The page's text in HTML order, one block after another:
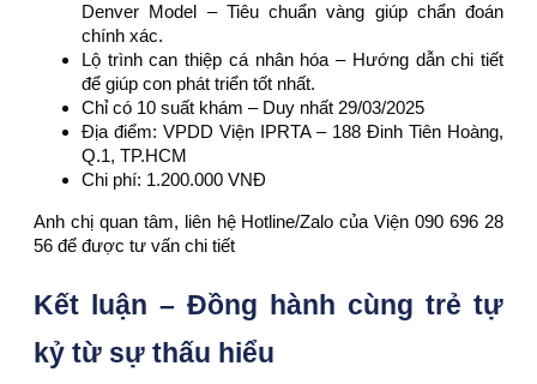
Denver Model – Tiêu chuẩn vàng giúp chẩn đoán
chính xác.
Lộ trình can thiệp cá nhân hóa – Hướng dẫn chi tiết
để giúp con phát triển tốt nhất.
Chỉ có 10 suất khám – Duy nhất 29/03/2025
Địa điểm: VPDD Viện IPRTA – 188 Đinh Tiên Hoàng,
Q.1, TP.HCM
Chi phí: 1.200.000 VNĐ
Anh chị quan tâm, liên hệ Hotline/Zalo của Viện 090 696 28
56 để được tư vấn chi tiết
Kết luận – Đồng hành cùng trẻ tự
kỷ từ sự thấu hiểu